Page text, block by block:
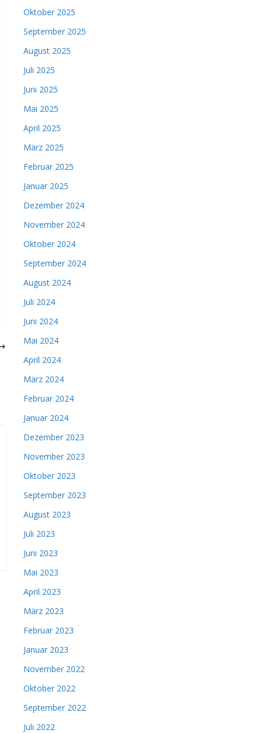
Oktober 2025
September 2025
August 2025
Juli 2025
Juni 2025
Mai 2025
April 2025
März 2025
Februar 2025
Januar 2025
Dezember 2024
November 2024
Oktober 2024
September 2024
August 2024
Juli 2024
Juni 2024
Mai 2024
April 2024
März 2024
Februar 2024
Januar 2024
Dezember 2023
November 2023
Oktober 2023
September 2023
August 2023
Juli 2023
Juni 2023
Mai 2023
April 2023
März 2023
Februar 2023
Januar 2023
November 2022
Oktober 2022
September 2022
Juli 2022